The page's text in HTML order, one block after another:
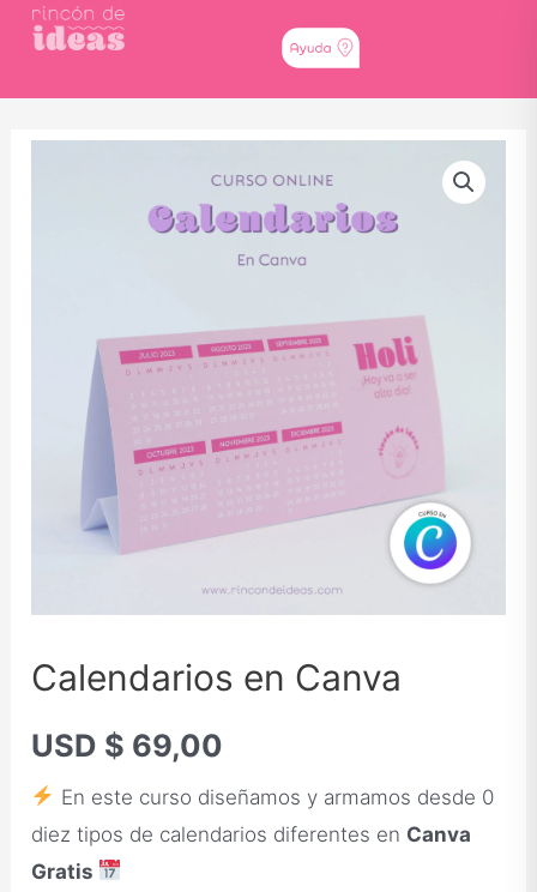
Calendarios en Canva
USD $ 69,00
En este curso diseñamos y armamos desde 0
diez tipos de calendarios diferentes en Canva
Gratis